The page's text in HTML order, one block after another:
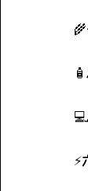
🌾
🧴
💻
⚡